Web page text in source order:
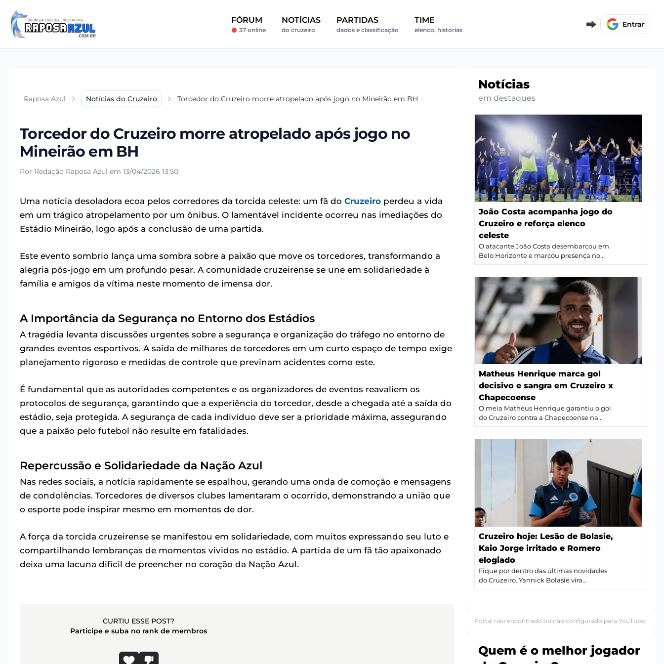
FÓRUM
37 online
NOTÍCIAS
do cruzeiro
PARTIDAS
dados e classificação
TIME
elenco, histórias
Entrar
Raposa Azul Notícias do Cruzeiro Torcedor do Cruzeiro morre atropelado após jogo no Mineirão em BH
Torcedor do Cruzeiro morre atropelado após jogo no
Mineirão em BH
Por Redação Raposa Azul em 13/04/2026 13:50
Uma notícia desoladora ecoa pelos corredores da torcida celeste: um fã do Cruzeiro perdeu a vida
em um trágico atropelamento por um ônibus. O lamentável incidente ocorreu nas imediações do
Estádio Mineirão, logo após a conclusão de uma partida.
Este evento sombrio lança uma sombra sobre a paixão que move os torcedores, transformando a
alegria pós-jogo em um profundo pesar. A comunidade cruzeirense se une em solidariedade à
família e amigos da vítima neste momento de imensa dor.
A Importância da Segurança no Entorno dos Estádios
A tragédia levanta discussões urgentes sobre a segurança e organização do tráfego no entorno de
grandes eventos esportivos. A saída de milhares de torcedores em um curto espaço de tempo exige
planejamento rigoroso e medidas de controle que previnam acidentes como este.
É fundamental que as autoridades competentes e os organizadores de eventos reavaliem os
protocolos de segurança, garantindo que a experiência do torcedor, desde a chegada até a saída do
estádio, seja protegida. A segurança de cada indivíduo deve ser a prioridade máxima, assegurando
que a paixão pelo futebol não resulte em fatalidades.
Repercussão e Solidariedade da Nação Azul
Nas redes sociais, a notícia rapidamente se espalhou, gerando uma onda de comoção e mensagens
de condolências. Torcedores de diversos clubes lamentaram o ocorrido, demonstrando a união que
o esporte pode inspirar mesmo em momentos de dor.
A força da torcida cruzeirense se manifestou em solidariedade, com muitos expressando seu luto e
compartilhando lembranças de momentos vividos no estádio. A partida de um fã tão apaixonado
deixa uma lacuna difícil de preencher no coração da Nação Azul.
CURTIU ESSE POST?
Participe e suba no rank de membros
Notícias
em destaques
João Costa acompanha jogo do
Cruzeiro e reforça elenco
celeste
O atacante João Costa desembarcou em
Belo Horizonte e marcou presença no...
Matheus Henrique marca gol
decisivo e sangra em Cruzeiro x
Chapecoense
O meia Matheus Henrique garantiu o gol
do Cruzeiro contra a Chapecoense na...
Cruzeiro hoje: Lesão de Bolasie,
Kaio Jorge irritado e Romero
elogiado
Fique por dentro das últimas novidades
do Cruzeiro. Yannick Bolasie vira...
Portal não encontrado ou não configurado para YouTube.
Quem é o melhor jogador